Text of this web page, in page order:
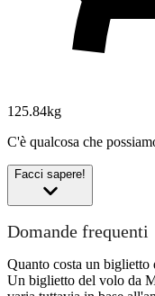
125.84kg
C'è qualcosa che
Facci sapere!
Domande frequenti
Quanto costa un
Un biglietto del volo da